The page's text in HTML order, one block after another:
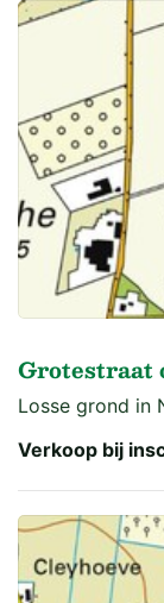
Grotestraat
Losse grond in
Verkoop bij